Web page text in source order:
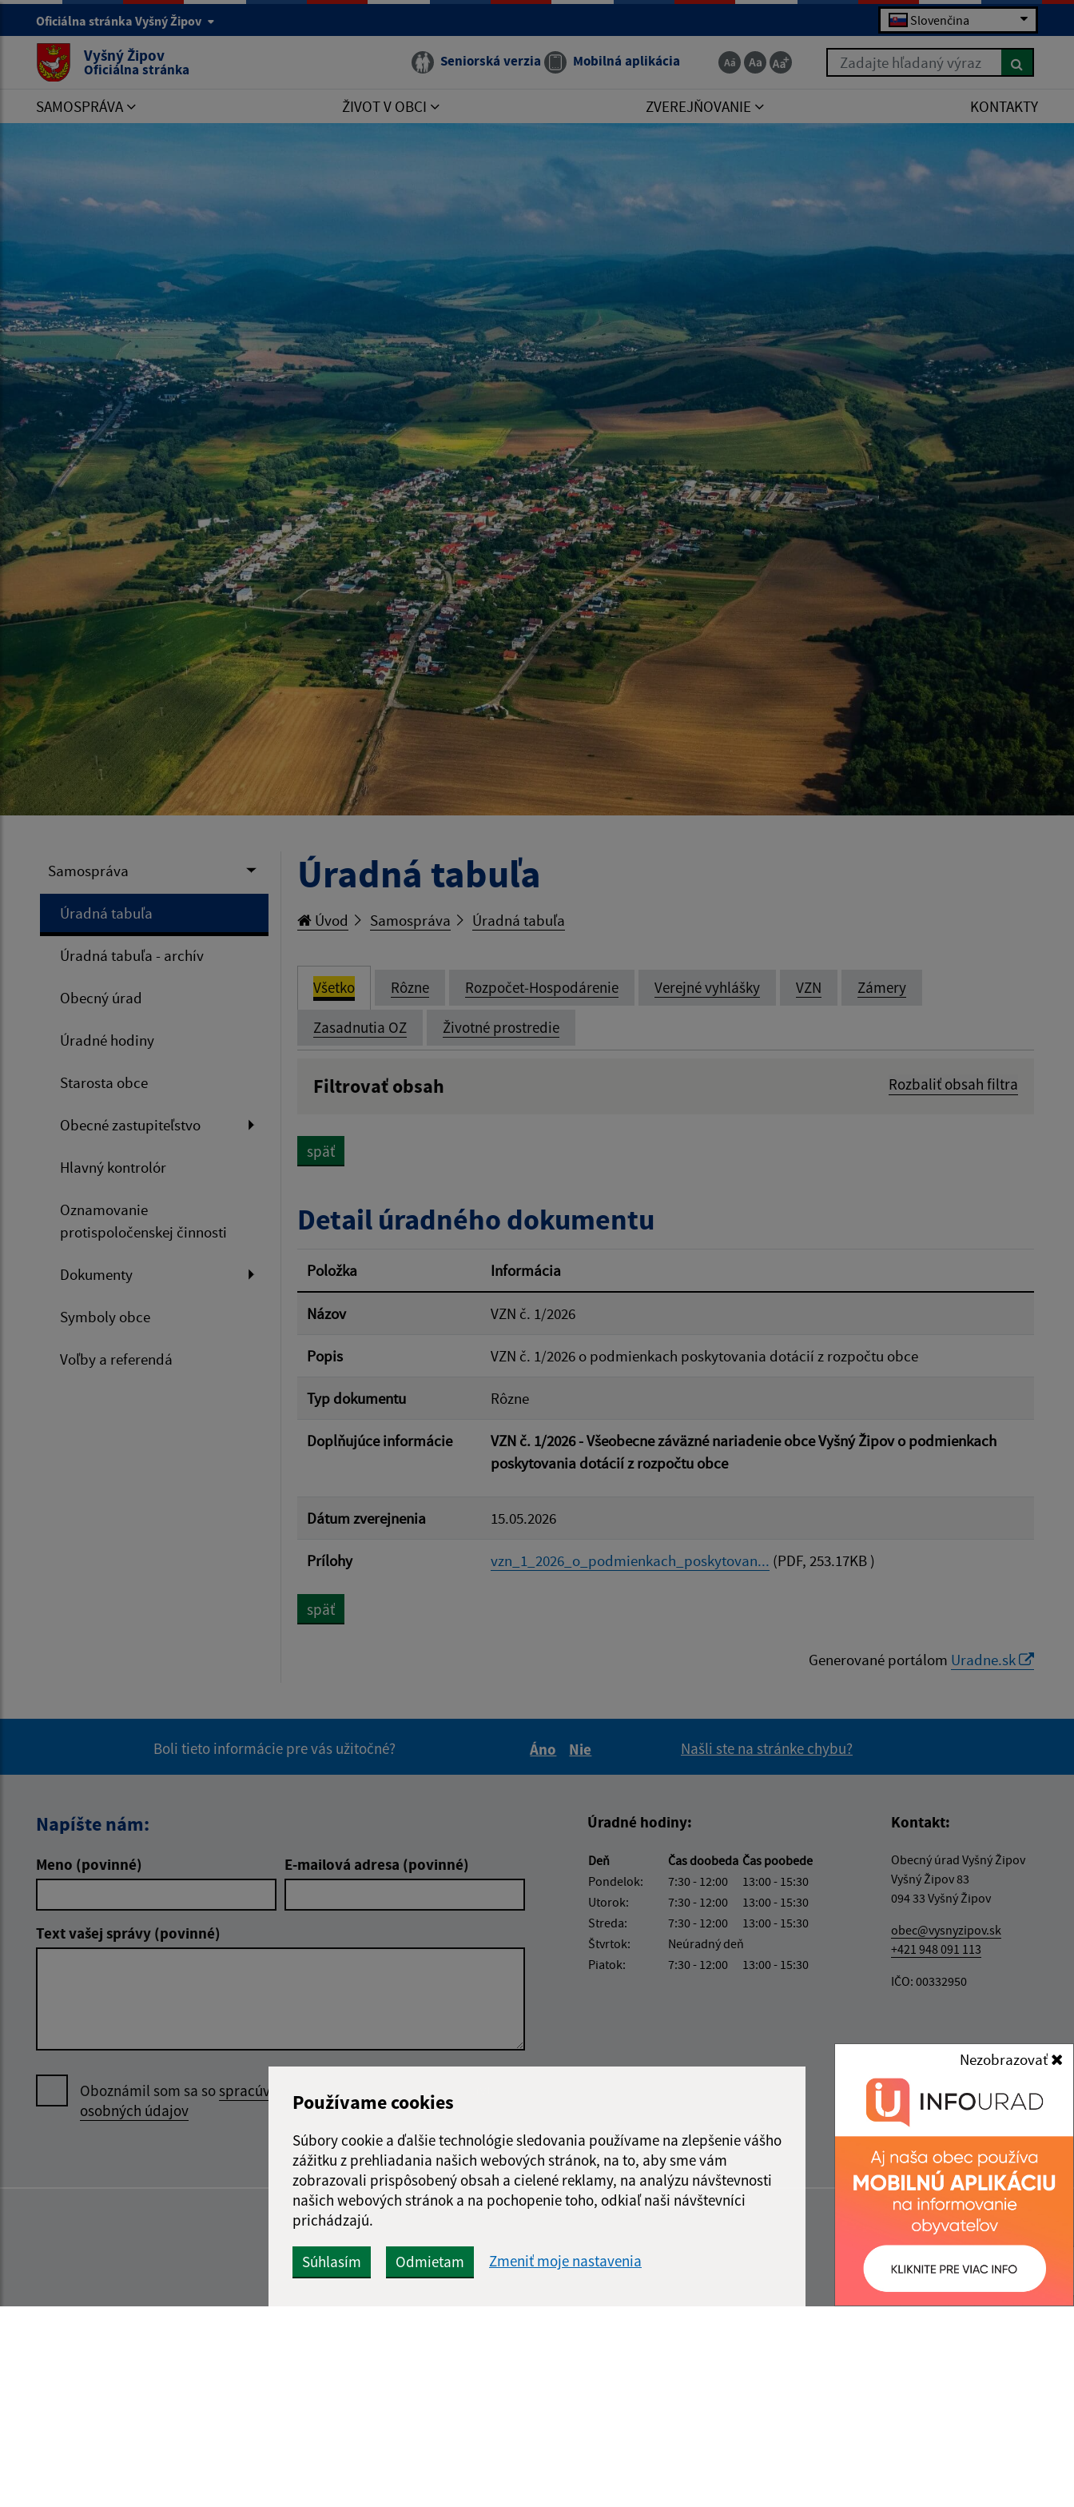
Používame cookies
Súbory cookie a ďalšie technológie sledovania používame na zlepšenie vášho
zážitku z prehliadania našich webových stránok, na to, aby sme vám
zobrazovali prispôsobený obsah a cielené reklamy, na analýzu návštevnosti
našich webových stránok a na pochopenie toho, odkiaľ naši návštevníci
prichádzajú.
Súhlasím Odmietam Zmeniť moje nastavenia
Nezobrazovať
Oficiálna stránka Vyšný Žipov Slovenčina
Vyšný Žipov
Oficiálna stránka Seniorská verzia Mobilná aplikácia Zadajte hľadaný výraz
SAMOSPRÁVA ŽIVOT V OBCI ZVEREJŇOVANIE KONTAKTY
Samospráva
Úradná tabuľa
Úradná tabuľa - archív
Obecný úrad
Úradné hodiny
Starosta obce
Obecné zastupiteľstvo
Hlavný kontrolór
Oznamovanie
protispoločenskej činnosti
Dokumenty
Symboly obce
Voľby a referendá
Úradná tabuľa
Úvod Samospráva Úradná tabuľa
Všetko Rôzne Rozpočet-Hospodárenie Verejné vyhlášky VZN Zámery
Zasadnutia OZ Životné prostredie
Filtrovať obsah Rozbaliť obsah filtra
Filtrovať
späť
Detail úradného dokumentu
Položka Informácia
Názov VZN č. 1/2026
Popis VZN č. 1/2026 o podmienkach poskytovania dotácií z rozpočtu obce
Typ dokumentu Rôzne
Doplňujúce informácie VZN č. 1/2026 - Všeobecne záväzné nariadenie obce Vyšný Žipov o podmienkach
poskytovania dotácií z rozpočtu obce
Dátum zverejnenia 15.05.2026
Prílohy vzn_1_2026_o_podmienkach_poskytovan... (PDF, 253.17KB )
späť
Generované portálom Uradne.sk
Boli tieto informácie pre vás užitočné?
Áno
Nie
Našli ste na stránke chybu?
Napíšte nám:
Meno (povinné) E-mailová adresa (povinné)
Text vašej správy (povinné)
Oboznámil som sa sospracúvaním
osobných údajov
Úradné hodiny:
Deň Čas doobeda Čas poobede
Pondelok:
7:30 - 12:00
13:00 - 15:30
Utorok:
7:30 - 12:00
13:00 - 15:30
Streda:
7:30 - 12:00
13:00 - 15:30
Štvrtok:
Neúradný deň
Piatok:
7:30 - 12:00 13:00 - 15:30
Kontakt:
Obecný úrad Vyšný Žipov
Vyšný Žipov 83
094 33 Vyšný Žipov
obec@vysnyzipov.sk
+421 948 091 113
IČO: 00332950